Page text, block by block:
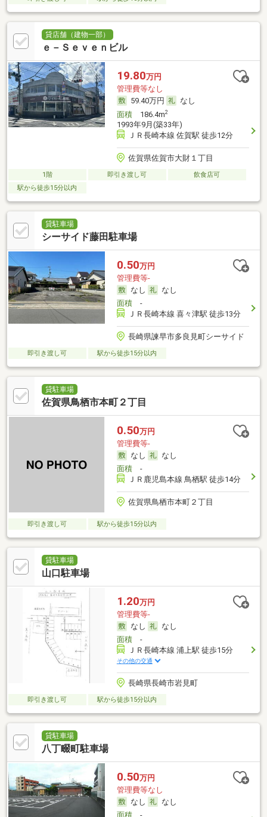
貸店舗（建物一部）
ｅ－Ｓｅｖｅｎビル
19.80万円
管理費等なし
59.40万円
なし
面積186.4m2
1993年9月(築33年)
ＪＲ長崎本線 佐賀駅 徒歩12分
佐賀県佐賀市大財１丁目
1階 即引き渡し可
飲食店可
駅から徒歩15分以内
貸駐車場
シーサイド藤田駐車場
0.50万円
管理費等-
なし
なし
面積-
ＪＲ長崎本線 喜々津駅 徒歩13分
長崎県諫早市多良見町シーサイド
即引き渡し可 駅から徒歩15分以内
貸駐車場
佐賀県鳥栖市本町２丁目
0.50万円
管理費等-
なし
なし
面積-
ＪＲ鹿児島本線 鳥栖駅 徒歩14分
佐賀県鳥栖市本町２丁目
即引き渡し可 駅から徒歩15分以内
貸駐車場
山口駐車場
1.20万円
管理費等-
なし
なし
面積-
ＪＲ長崎本線 浦上駅 徒歩15分
その他の交通
長崎県長崎市岩見町
即引き渡し可 駅から徒歩15分以内
貸駐車場
八丁畷町駐車場
0.50万円
管理費等なし
なし
なし
面積-